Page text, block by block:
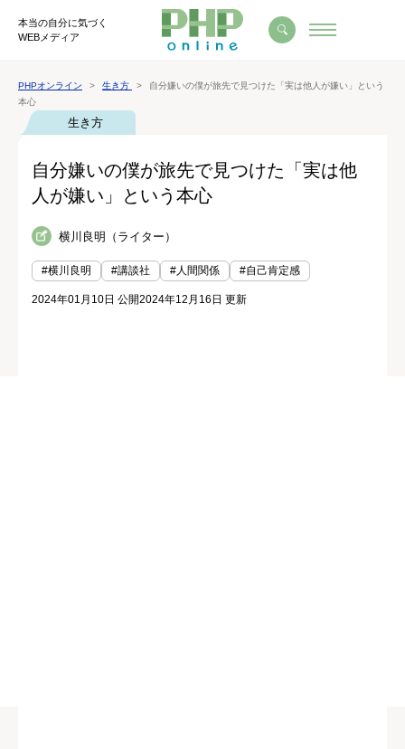
本当の自分に気づく
WEBメディア
PHPオンライン 生き方
自分嫌いの僕が旅先で見つけた「実は他人が嫌い」という
本心
生き方
自分嫌いの僕が旅先で見つけた「実は他
人が嫌い」という本心
横川良明（ライター）
#横川良明 #講談社 #人間関係 #自己肯定感
2024年01月10日 公開2024年12月16日 更新